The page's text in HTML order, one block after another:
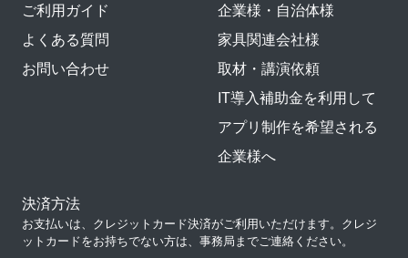
ご利用ガイド
よくある質問
お問い合わせ
企業様・自治体様
家具関連会社様
取材・講演依頼
IT導入補助金を利用して
アプリ制作を希望される
企業様へ
決済方法
お支払いは、クレジットカード決済がご利用いただけます。クレジ
ットカードをお持ちでない方は、事務局までご連絡ください。